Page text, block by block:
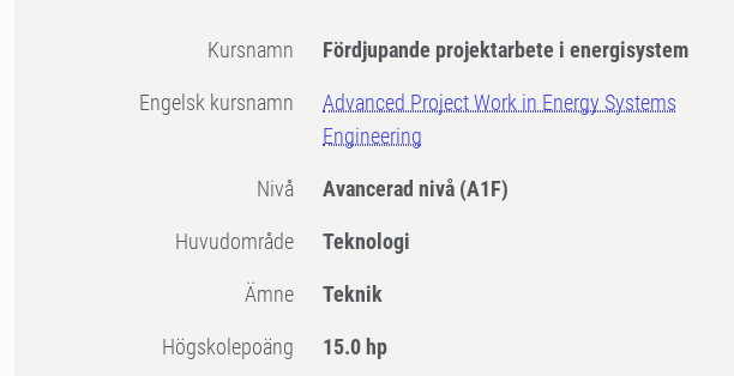
Kursnamn Fördjupande projektarbete i energisystem
Engelsk kursnamn
Advanced Project Work in Energy Systems
Engineering
Nivå Avancerad nivå (A1F)
Huvudområde Teknologi
Ämne Teknik
högskolepoäng 15.0 hp